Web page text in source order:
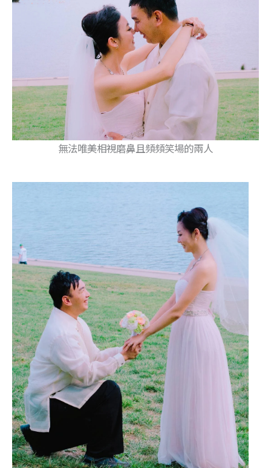
無法唯美相視磨鼻且頻頻笑場的兩人